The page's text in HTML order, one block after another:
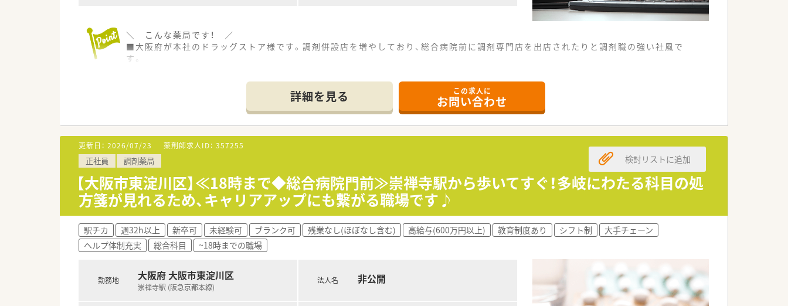
＼ こんな薬局です！ ／
■大阪府が本社のドラッグストア様です。調剤併設店を増やしており、総合病院前に調剤専門店を出店されたりと調剤職の強い社風で
す。
■全売上の20％を調剤でカバーできるような経営方針を取っており、今後も調剤薬局店舗を新規・併設化で増やしていく為、積極的に薬
剤師を募集されています。医師の訪問診療に同行する形式の在宅医療にも挑戦しており、活躍の場も広いです。
＼ コンサルタントおすすめポイント★ ／
■18時まで・残業ほぼなし！お仕事とプライベートのどちらも大切にしながら働ける環境です。
■残業が発生する場合、残業代は1分単位でつくため、サービス残業がないよう会社としても取り組まれています。
■カウンセリングに力をいれており、ゆとりをもって患者様対応が出来る環境を整えています。1人あたりの処方箋枚数は約20枚ほど！
詳細を見る この求人に
お問い合わせ
更新日： 2026/07/23 薬剤師求人ID： 357255
正社員 調剤薬局
【大阪市東淀川区】≪18時まで◆総合病院門前≫崇禅寺駅から歩いてすぐ！多岐にわたる科目の処
方箋が見れるため、キャリアアップにも繋がる職場です♪
検討リストに追加
駅チカ 週32h以上 新卒可 未経験可 ブランク可 残業なし(ほぼなし含む) 高給与(600万円以上) 教育制度あり シフト制
大手チェーン
ヘルプ体制充実
総合科目 ~18時までの職場
勤務地 大阪府 大阪市東淀川区
崇禅寺駅 (阪急京都本線)
法人名 非公開